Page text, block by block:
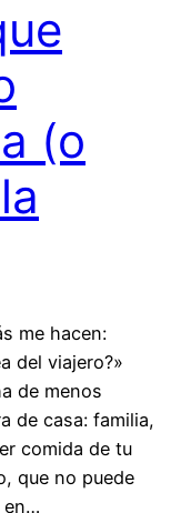
(o
me hacen:
del viajero?»
de menos
de casa: familia,
comida de tu
que no puede
en…